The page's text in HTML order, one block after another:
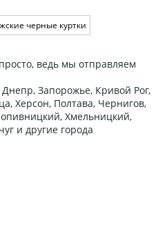
черные куртки
ведь мы отправляем
Запорожье, Кривой Рог,
Херсон, Полтава, Чернигов,
Хмельницкий,
и другие города